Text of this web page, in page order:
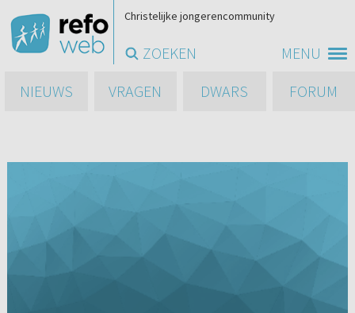
MENU
Christelijke jongerencommunity
ZOEKEN
NIEUWS
VRAGEN DWARS FORUM